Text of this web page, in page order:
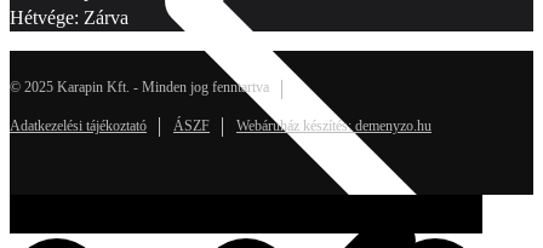
Hétvége: Zárva
© 2025 Karapin Kft. - Minden jog fenntartva
Adatkezelési tájékoztató ÁSZF Webáruház készítés: demenyzo.hu